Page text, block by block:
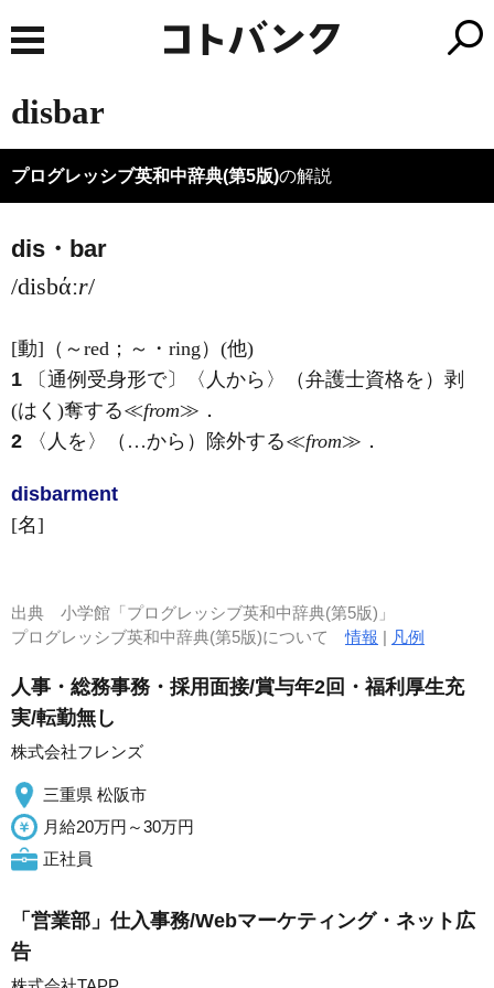
disbar
プログレッシブ英和中辞典(第5版)の解説
dis・bar
/disbάːr/
[動] （～red；～・ring） (他)
1 〔通例受身形で〕〈人から〉（弁護士資格を）剥
(はく)奪する≪from≫ ．
2 〈人を〉（…から）除外する≪from≫ ．
disbarment
[名]
出典 小学館「プログレッシブ英和中辞典(第5版)」
プログレッシブ英和中辞典(第5版)について情報 | 凡例
人事・総務事務・採用面接/賞与年2回・福利厚生充
実/転勤無し
株式会社フレンズ
三重県 松阪市
月給20万円～30万円
正社員
「営業部」仕入事務/Webマーケティング・ネット広
告